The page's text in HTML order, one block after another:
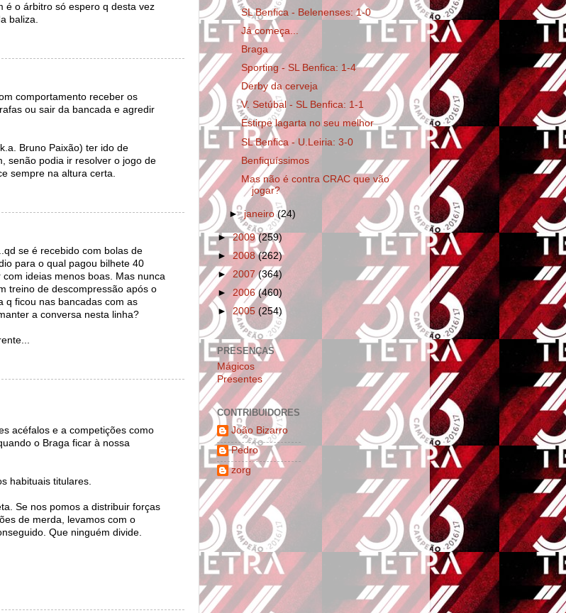
é o árbitro só espero q desta vez
baliza.
comportamento receber os
ou sair da bancada e agredir
Bruno Paixão) ter ido de
senão podia ir resolver o jogo de
sempre na altura certa.
se é recebido com bolas de
para o qual pagou bilhete 40
ideias menos boas. Mas nunca
treino de descompressão após o
q ficou nas bancadas com as
a conversa nesta linha?
acéfalos e a competições como
o Braga ficar à nossa
habituais titulares.
Se nos pomos a distribuir forças
de merda, levamos com o
Que ninguém divide.
SL Benfica - Belenenses: 1-0
Já começa...
Braga
Sporting - SL Benfica: 1-4
Derby da cerveja
V. Setúbal - SL Benfica: 1-1
Estirpe lagarta no seu melhor
SL Benfica - U.Leiria: 3-0
Benfiquíssimos
Mas não é contra CRAC que vão
jogar?
►janeiro(24)
►2009(259)
►2008(262)
► 2007(364)
►2006 (460)
►2005 (254)
PRESENÇAS
Mágicos
Presentes
CONTRIBUIDORES
João Bizarro
Pedro
zorg